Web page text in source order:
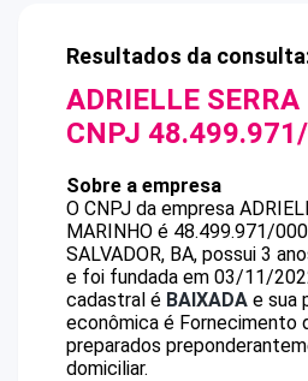
Resultados da
ADRIELLE
CNPJ
Sobre a empresa
O CNPJ da empresa
MARINHO é 48.499.971/
SALVADOR, BA, possui 3
e foi fundada em 03/11/
cadastral é BAIXADA e sua
econômica é Fornecimento
preparados
domiciliar.